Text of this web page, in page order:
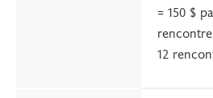
= 150 $
12